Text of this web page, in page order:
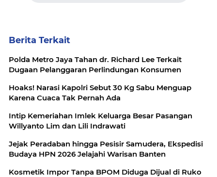
Berita Terkait
Polda Metro Jaya Tahan dr. Richard Lee Terkait
Dugaan Pelanggaran Perlindungan Konsumen
Hoaks! Narasi Kapolri Sebut 30 Kg Sabu Menguap
Karena Cuaca Tak Pernah Ada
Intip Kemeriahan Imlek Keluarga Besar Pasangan
Willyanto Lim dan Lili Indrawati
Jejak Peradaban hingga Pesisir Samudera, Ekspedisi
Budaya HPN 2026 Jelajahi Warisan Banten
Kosmetik Impor Tanpa BPOM Diduga Dijual di Ruko